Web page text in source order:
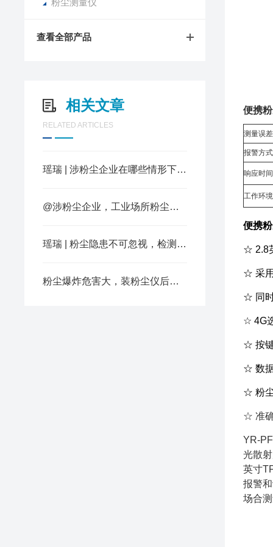
粉尘测量仪
查看全部产品
相关文章
RELATED ARTICLES
瑶瑞 | 涉粉尘企业在哪些情形下会被判定为重大隐患？
@涉粉尘企业，工业场所粉尘职业接触限值要求你知道多少？
瑶瑞 | 粉尘隐患不可忽视，检测设备至关重要！
粉尘爆炸危害大，装粉尘仪后不再怕
便携
测量误差
报警方式
响应时间
工作环境
便携
☆ 2.8
☆ 采
☆ 同
☆ 4G
☆ 按
☆ 数
☆ 粉
☆ 准
YR-
光散
英寸
报警
场合